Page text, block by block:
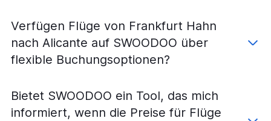
Verfügen Flüge von Frankfurt Hahn
nach Alicante auf SWOODOO über
flexible Buchungsoptionen?
Bietet SWOODOO ein Tool, das mich
informiert, wenn die Preise für Flüge